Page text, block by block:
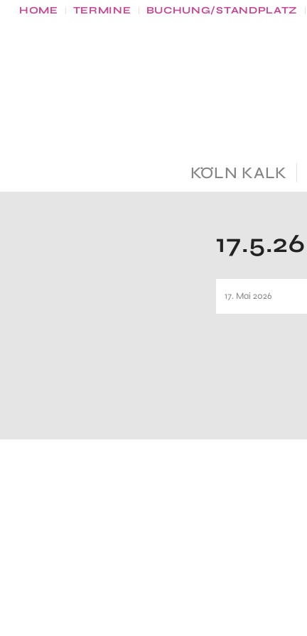
HOME TERMINE BUCHUNG/STANDPLATZ
KÖLN KALK
17.5.26
17. Mai 2026